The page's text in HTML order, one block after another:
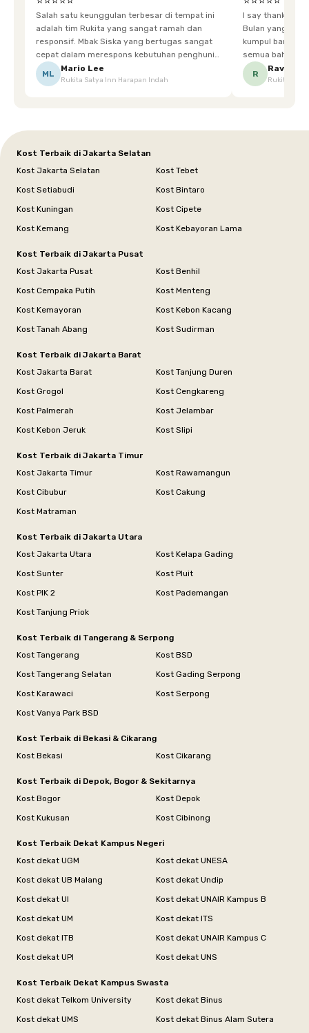
Salah satu keunggulan terbesar di tempat ini
adalah tim Rukita yang sangat ramah dan
responsif. Mbak Siska yang bertugas sangat
cepat dalam merespons kebutuhan penghuni.
Ketika saya meminta keset karena sempat
terpeleset, permintaan tersebut langsung
ML
Mario Lee
Rukita Satya Inn Harapan Indah
I say thankyou
Bulan yang super happy! banyak
kumpul bareng
semua bahagia
mgkn saran dari air aja & kebersihan lebih di
R
Ravena
Rukita
Kost Terbaik di Jakarta Selatan
Kost Jakarta Selatan
Kost Tebet
Kost Setiabudi
Kost Bintaro
Kost Kuningan
Kost Cipete
Kost Kemang
Kost Kebayoran Lama
Kost Terbaik di Jakarta Pusat
Kost Jakarta Pusat
Kost Benhil
Kost Cempaka Putih
Kost Menteng
Kost Kemayoran
Kost Kebon Kacang
Kost Tanah Abang
Kost Sudirman
Kost Terbaik di Jakarta Barat
Kost Jakarta Barat
Kost Tanjung Duren
Kost Grogol
Kost Cengkareng
Kost Palmerah
Kost Jelambar
Kost Kebon Jeruk
Kost Slipi
Kost Terbaik di Jakarta Timur
Kost Jakarta Timur
Kost Rawamangun
Kost Cibubur
Kost Cakung
Kost Matraman
Kost Terbaik di Jakarta Utara
Kost Jakarta Utara
Kost Kelapa Gading
Kost Sunter
Kost Pluit
Kost PIK 2
Kost Pademangan
Kost Tanjung Priok
Kost Terbaik di Tangerang & Serpong
Kost Tangerang
Kost BSD
Kost Tangerang Selatan
Kost Gading Serpong
Kost Karawaci
Kost Serpong
Kost Vanya Park BSD
Kost Terbaik di Bekasi & Cikarang
Kost Bekasi
Kost Cikarang
Kost Terbaik di Depok, Bogor & Sekitarnya
Kost Bogor
Kost Depok
Kost Kukusan
Kost Cibinong
Kost Terbaik Dekat Kampus Negeri
Kost dekat UGM
Kost dekat UNESA
Kost dekat UB Malang
Kost dekat Undip
Kost dekat UI
Kost dekat UNAIR Kampus B
Kost dekat UM
Kost dekat ITS
Kost dekat ITB
Kost dekat UNAIR Kampus C
Kost dekat UPI
Kost dekat UNS
Kost Terbaik Dekat Kampus Swasta
Kost dekat Telkom University
Kost dekat Binus
Kost dekat UMS
Kost dekat Binus Alam Sutera